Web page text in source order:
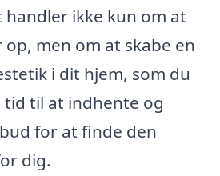
handler ikke kun om at
men om at skabe en
i dit hjem, som du
tid til at indhente og
for at finde den
dig.